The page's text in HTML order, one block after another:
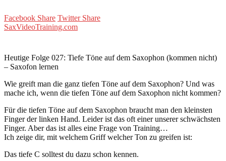
Facebook Share Twitter Share
SaxVideoTraining.com
Heutige Folge 027: Tiefe Töne auf dem Saxophon (kommen nicht)
– Saxofon lernen
Wie greift man die ganz tiefen Töne auf dem Saxophon? Und was
mache ich, wenn die tiefen Töne auf dem Saxophon nicht kommen?
Für die tiefen Töne auf dem Saxophon braucht man den kleinsten
Finger der linken Hand. Leider ist das oft einer unserer schwächsten
Finger. Aber das ist alles eine Frage von Training…
Ich zeige dir, mit welchem Griff welcher Ton zu greifen ist:
Das tiefe C solltest du dazu schon kennen.